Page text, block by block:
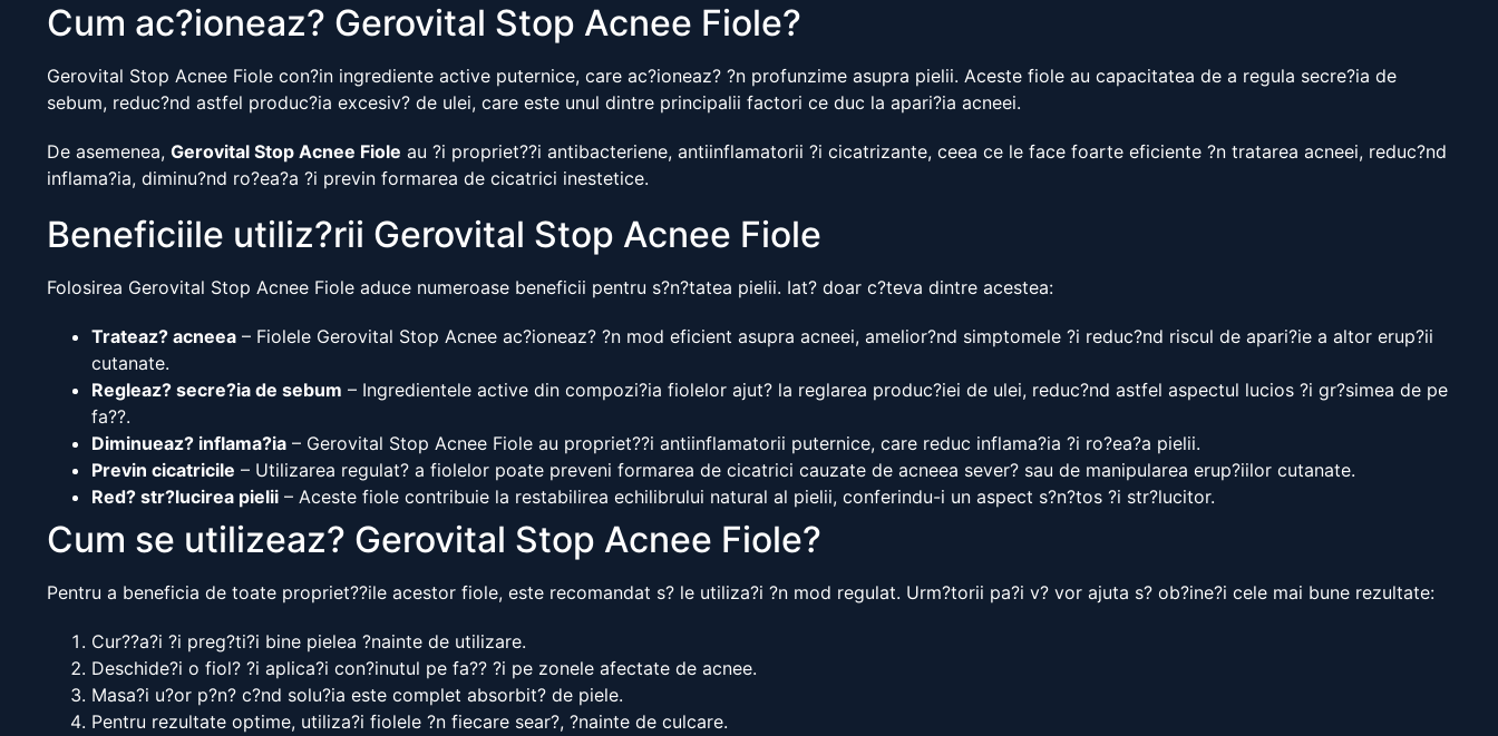
Cum ac?ioneaz? Gerovital Stop Acnee Fiole?
Gerovital Stop Acnee Fiole con?in ingrediente active puternice, care ac?ioneaz? ?n profunzime asupra pielii. Aceste fiole au capacitatea de a regula secre?ia de
sebum, reduc?nd astfel produc?ia excesiv? de ulei, care este unul dintre principalii factori ce duc la apari?ia acneei.
De asemenea, Gerovital Stop Acnee Fiole au ?i propriet??i antibacteriene, antiinflamatorii ?i cicatrizante, ceea ce le face foarte eficiente ?n tratarea acneei, reduc?nd
inflama?ia, diminu?nd ro?ea?a ?i previn formarea de cicatrici inestetice.
Beneficiile utiliz?rii Gerovital Stop Acnee Fiole
Folosirea Gerovital Stop Acnee Fiole aduce numeroase beneficii pentru s?n?tatea pielii. Iat? doar c?teva dintre acestea:
Trateaz? acneea – Fiolele Gerovital Stop Acnee ac?ioneaz? ?n mod eficient asupra acneei, amelior?nd simptomele ?i reduc?nd riscul de apari?ie a altor erup?ii
cutanate.
Regleaz? secre?ia de sebum – Ingredientele active din compozi?ia fiolelor ajut? la reglarea produc?iei de ulei, reduc?nd astfel aspectul lucios ?i gr?simea de pe
fa??.
Diminueaz? inflama?ia – Gerovital Stop Acnee Fiole au propriet??i antiinflamatorii puternice, care reduc inflama?ia ?i ro?ea?a pielii.
Previn cicatricile – Utilizarea regulat? a fiolelor poate preveni formarea de cicatrici cauzate de acneea sever? sau de manipularea erup?iilor cutanate.
Red? str?lucirea pielii – Aceste fiole contribuie la restabilirea echilibrului natural al pielii, conferindu-i un aspect s?n?tos ?i str?lucitor.
Cum se utilizeaz? Gerovital Stop Acnee Fiole?
Pentru a beneficia de toate propriet??ile acestor fiole, este recomandat s? le utiliza?i ?n mod regulat. Urm?torii pa?i v? vor ajuta s? ob?ine?i cele mai bune rezultate:
Cur??a?i ?i preg?ti?i bine pielea ?nainte de utilizare.
Deschide?i o fiol? ?i aplica?i con?inutul pe fa?? ?i pe zonele afectate de acnee.
Masa?i u?or p?n? c?nd solu?ia este complet absorbit? de piele.
Pentru rezultate optime, utiliza?i fiolele ?n fiecare sear?, ?nainte de culcare.